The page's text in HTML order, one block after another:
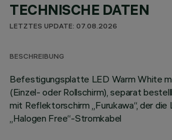
TECHNISCHE DATEN
LETZTES UPDATE: 07.08.2026
BESCHREIBUNG
Befestigungsplatte LED Warm White
(Einzel- oder Rollschirm), separat
mit Reflektorschirm „Furukawa“, der
„Halogen Free“-Stromkabel